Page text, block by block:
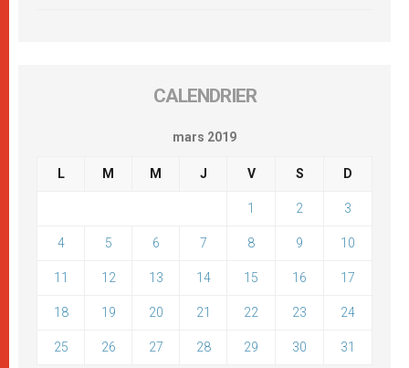
CALENDRIER
mars 2019
L M M J V S D
1 2 3
4 5 6 7 8 9 10
11 12 13 14 15 16 17
18 19 20 21 22 23 24
25 26 27 28 29 30 31